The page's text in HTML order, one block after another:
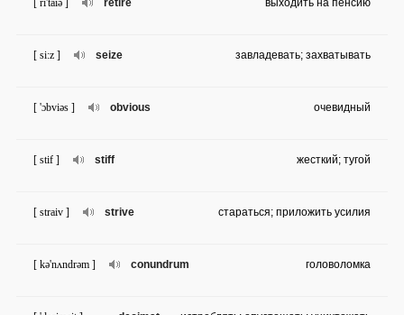
retire
[ ri'taiə ] выходить на пенсию
seize
[ si:z ] завладевать; захватывать
obvious
[ 'ɔbviəs ] очевидный
stiff
[ stif ] жесткий; тугой
strive
[ straiv ] стараться; приложить усилия
conundrum
[ kə'nʌndrəm ] головоломка